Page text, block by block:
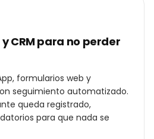
CRM para no perder
formularios web y
seguimiento automatizado.
queda registrado,
para que nada se